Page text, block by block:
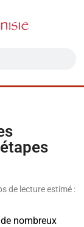
de lecture estimé :
nombreux